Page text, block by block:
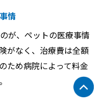
情
が、ペットの医療事情
がなく、治療費は全額
ため病院によって料金